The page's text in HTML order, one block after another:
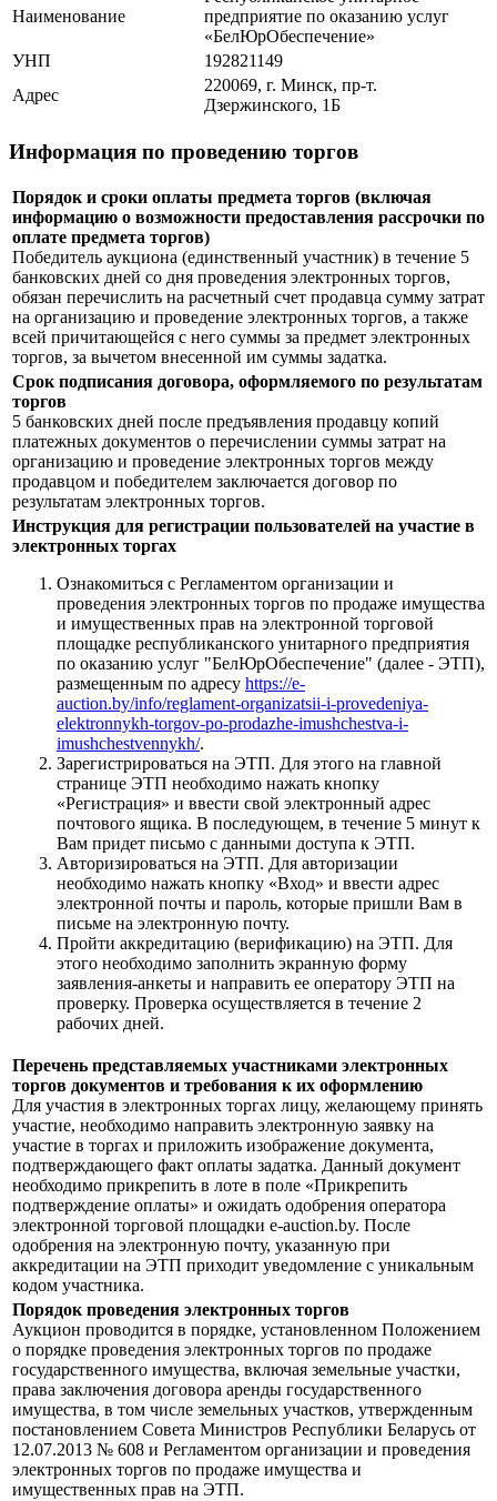
Наименование
предприятие по оказанию услуг
«БелЮрОбеспечение»
УНП
192821149
Адрес
220069, г. Минск, пр-т.
Дзержинского, 1Б
Информация по проведению торгов
Порядок и сроки оплаты предмета торгов (включая
информацию о возможности предоставления рассрочки по
оплате предмета торгов)
Победитель аукциона (единственный участник) в течение 5
банковских дней со дня проведения электронных торгов,
обязан перечислить на расчетный счет продавца сумму затрат
на организацию и проведение электронных торгов, а также
всей причитающейся с него суммы за предмет электронных
торгов, за вычетом внесенной им суммы задатка.
Срок подписания договора, оформляемого по результатам
торгов
5 банковских дней после предъявления продавцу копий
платежных документов о перечислении суммы затрат на
организацию и проведение электронных торгов между
продавцом и победителем заключается договор по
результатам электронных торгов.
Инструкция для регистрации пользователей на участие в
электронных торгах
Ознакомиться с Регламентом организации и
проведения электронных торгов по продаже имущества
и имущественных прав на электронной торговой
площадке республиканского унитарного предприятия
по оказанию услуг "БелЮрОбеспечение" (далее - ЭТП),
размещенным по адресу https://e-
auction.by/info/reglament-organizatsii-i-provedeniya-
elektronnykh-torgov-po-prodazhe-imushchestva-i-
imushchestvennykh/.
Зарегистрироваться на ЭТП. Для этого на главной
странице ЭТП необходимо нажать кнопку
«Регистрация» и ввести свой электронный адрес
почтового ящика. В последующем, в течение 5 минут к
Вам придет письмо с данными доступа к ЭТП.
Авторизироваться на ЭТП. Для авторизации
необходимо нажать кнопку «Вход» и ввести адрес
электронной почты и пароль, которые пришли Вам в
письме на электронную почту.
Пройти аккредитацию (верификацию) на ЭТП. Для
этого необходимо заполнить экранную форму
заявления-анкеты и направить ее оператору ЭТП на
проверку. Проверка осуществляется в течение 2
рабочих дней.
Перечень представляемых участниками электронных
торгов документов и требования к их оформлению
Для участия в электронных торгах лицу, желающему принять
участие, необходимо направить электронную заявку на
участие в торгах и приложить изображение документа,
подтверждающего факт оплаты задатка. Данный документ
необходимо прикрепить в лоте в поле «Прикрепить
подтверждение оплаты» и ожидать одобрения оператора
электронной торговой площадки e-auction.by. После
одобрения на электронную почту, указанную при
аккредитации на ЭТП приходит уведомление с уникальным
кодом участника.
Порядок проведения электронных торгов
Аукцион проводится в порядке, установленном Положением
о порядке проведения электронных торгов по продаже
государственного имущества, включая земельные участки,
права заключения договора аренды государственного
имущества, в том числе земельных участков, утвержденным
постановлением Совета Министров Республики Беларусь от
12.07.2013 № 608 и Регламентом организации и проведения
электронных торгов по продаже имущества и
имущественных прав на ЭТП.